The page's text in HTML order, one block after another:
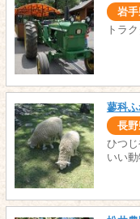
岩
トラ
蓼科
長
ひつ
いい